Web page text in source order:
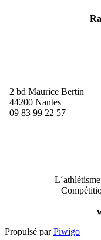
2 bd Maurice Bertin
44200 Nantes
09 83 99 22 57
Propulsé parPiwigo